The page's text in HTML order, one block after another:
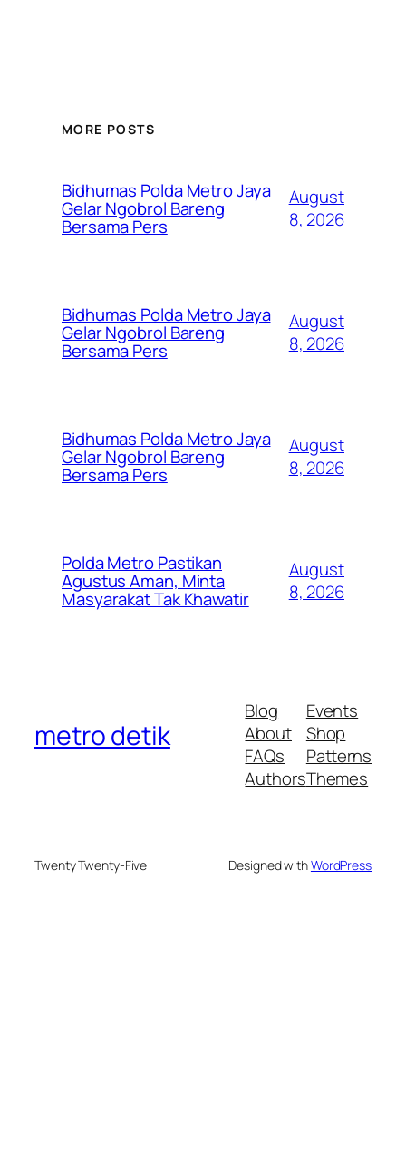
MORE POSTS
Bidhumas Polda Metro Jaya
Gelar Ngobrol Bareng
Bersama Pers
August
8, 2026
Bidhumas Polda Metro Jaya
Gelar Ngobrol Bareng
Bersama Pers
August
8, 2026
Bidhumas Polda Metro Jaya
Gelar Ngobrol Bareng
Bersama Pers
August
8, 2026
Polda Metro Pastikan
Agustus Aman, Minta
Masyarakat Tak Khawatir
August
8, 2026
metro detik
Blog
About
FAQs
Authors
Events
Shop
Patterns
Themes
Twenty Twenty-Five Designed withWordPress